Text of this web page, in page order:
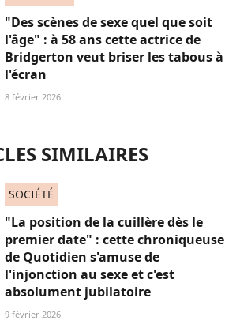
"Des scènes de sexe quel que soit
l'âge" : à 58 ans cette actrice de
Bridgerton veut briser les tabous à
l'écran
8 février 2026
SIMILAIRES
SOCIÉTÉ
"La position de la cuillère dès le
premier date" : cette chroniqueuse
de Quotidien s'amuse de
l'injonction au sexe et c'est
absolument jubilatoire
9 février 2026